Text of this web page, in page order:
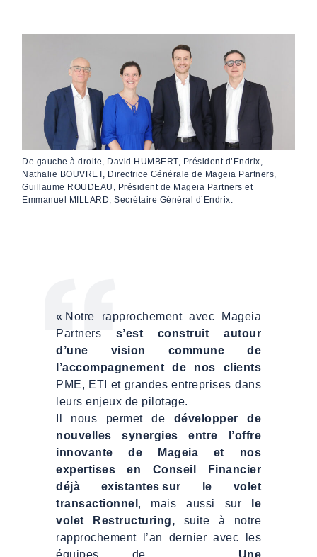
De gauche à droite, David HUMBERT, Président d’Endrix,
Nathalie BOUVRET, Directrice Générale de Mageia Partners,
Guillaume ROUDEAU, Président de Mageia Partners et
Emmanuel MILLARD, Secrétaire Général d’Endrix.
« Notre rapprochement avec Mageia
Partners s’est construit autour
d’une vision commune de
l’accompagnement de nos clients
PME, ETI et grandes entreprises dans
leurs enjeux de pilotage.
Il nous permet de développer de
nouvelles synergies entre l’offre
innovante de Mageia et nos
expertises en Conseil Financier
déjà existantes sur le volet
transactionnel , mais aussi sur
le
volet Restructuring, suite à notre
rapprochement l’an dernier avec les